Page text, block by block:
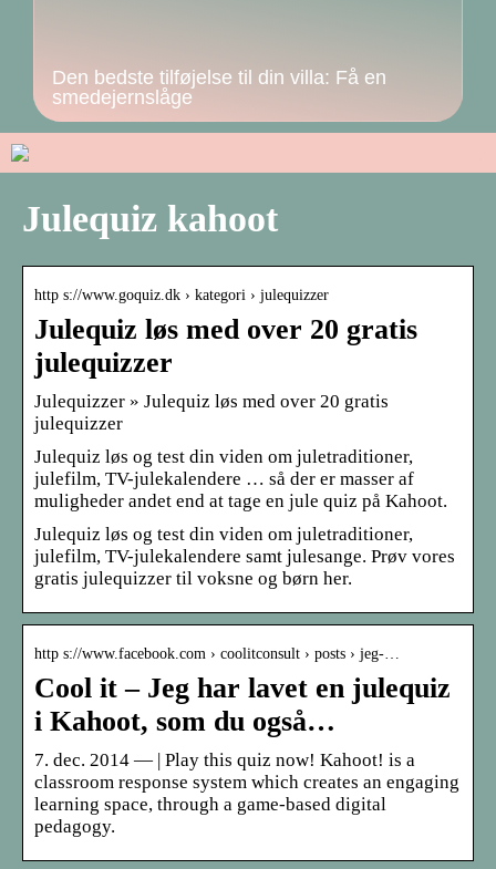
Den bedste tilføjelse til din villa: Få en
smedejernslåge
Julequiz kahoot
http s://www.goquiz.dk › kategori › julequizzer
Julequiz løs med over 20 gratis
julequizzer
Julequizzer » Julequiz løs med over 20 gratis
julequizzer
Julequiz løs og test din viden om juletraditioner,
julefilm, TV-julekalendere … så der er masser af
muligheder andet end at tage en jule quiz på Kahoot.
Julequiz løs og test din viden om juletraditioner,
julefilm, TV-julekalendere samt julesange. Prøv vores
gratis julequizzer til voksne og børn her.
http s://www.facebook.com › coolitconsult › posts › jeg-…
Cool it – Jeg har lavet en julequiz
i Kahoot, som du også…
7. dec. 2014 — | Play this quiz now! Kahoot! is a
classroom response system which creates an engaging
learning space, through a game-based digital
pedagogy.